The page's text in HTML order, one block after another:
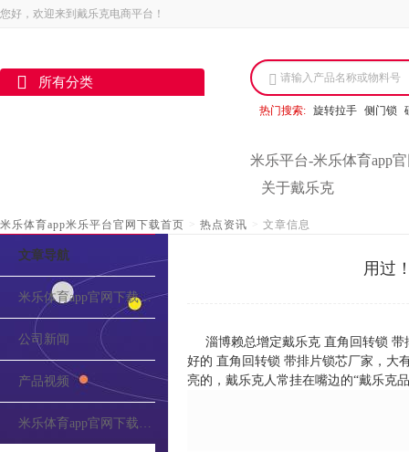
您好，欢迎来到戴乐克电商平台！
所有分类 请输入产品名称或物料号
热门搜索: 旋转拉手 侧门锁
米乐平台-米乐体育app
关于戴乐克
米乐体育app米乐平台官网下载首页 > 热点资讯 > 文章信息
文章导航
米乐体育app官网下载的介绍
公司新闻
产品视频
米乐体育app官网下载的公告
用过
淄博赖总增定戴乐克 直角回转锁
好的 直角回转锁 带排片锁芯厂家，大
亮的，戴乐克人常挂在嘴边的“戴乐克